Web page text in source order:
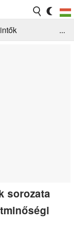
...
sorozata